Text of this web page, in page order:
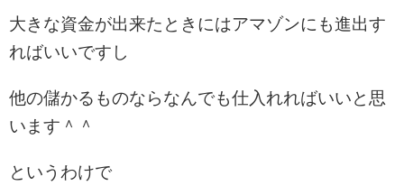
大きな資金が出来たときにはアマゾンにも進出す
ればいいですし
他の儲かるものならなんでも仕入れればいいと思
います＾＾
というわけで